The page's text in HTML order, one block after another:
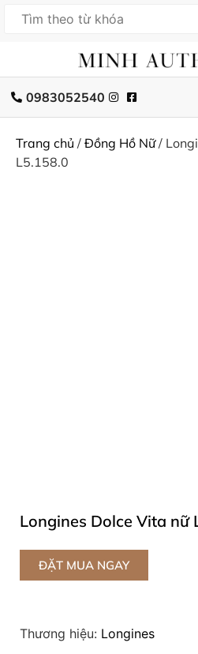
0983052540
Trang chủ / Đồng Hồ Nữ/
L5.158.0
Longines Dolce Vita nữ
ĐẶT MUA NGAY
Thương hiệu: Longines